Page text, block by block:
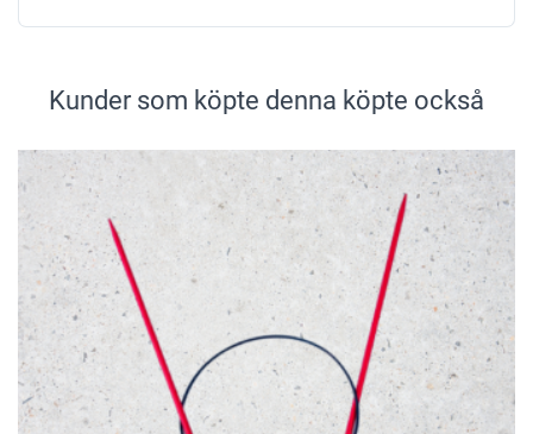
Kunder som köpte denna köpte också